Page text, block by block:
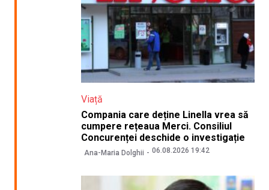
Viață
Compania care deține Linella vrea să
cumpere rețeaua Merci. Consiliul
Concurenței deschide o investigație
Ana-Maria Dolghii 06.08.2026 19:42